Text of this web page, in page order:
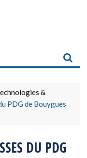
&
PDG de Bouygues
DU PDG